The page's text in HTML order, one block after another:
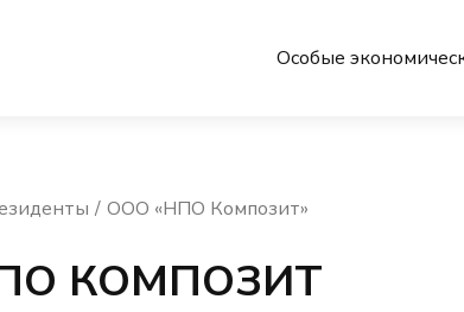
Особые
ООО «НПО Композит»
КОМПОЗИТ